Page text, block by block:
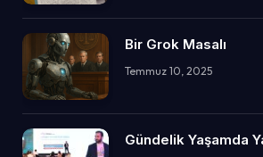
Bir Grok Masalı
Temmuz 10, 2025
Gündelik Yaşamda